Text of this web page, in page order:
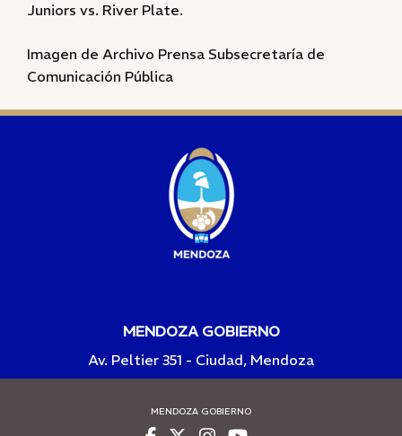
Juniors vs. River Plate.
Imagen de Archivo Prensa Subsecretaría de
Comunicación Pública
MENDOZA GOBIERNO
Av. Peltier 351 - Ciudad, Mendoza
MENDOZA GOBIERNO